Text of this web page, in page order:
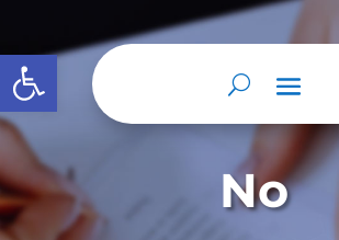
Abrir barra de herramientas
No